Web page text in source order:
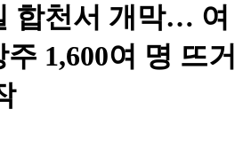
합천서 개막… 여
1,600여 명 뜨거